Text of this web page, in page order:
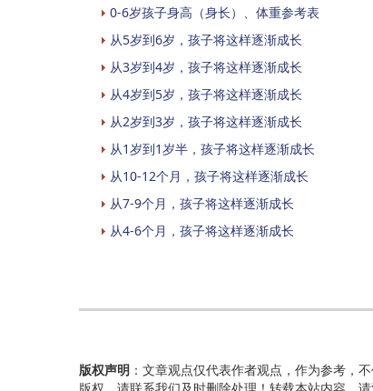
0-6岁孩子身高（身长）、体重参考表
从5岁到6岁，孩子将这样逐渐成长
从3岁到4岁，孩子将这样逐渐成长
从4岁到5岁，孩子将这样逐渐成长
从2岁到3岁，孩子将这样逐渐成长
从1岁到1岁半，孩子将这样逐渐成长
从10-12个月，孩子将这样逐渐成长
从7-9个月，孩子将这样逐渐成长
从4-6个月，孩子将这样逐渐成长
版权声明 ：文章观点仅代表作者观点，作为参考，
版权，请联系我们及时删除处理！转载本站内容，